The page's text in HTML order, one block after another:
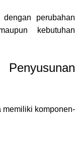
perubahan
kebutuhan
memiliki komponen-